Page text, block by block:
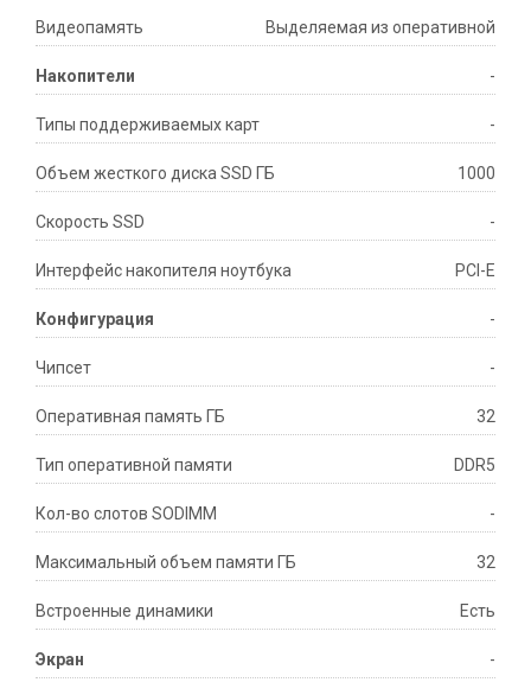
Видеопамять Выделяемая из оперативной
Накопители -
Типы поддерживаемых карт -
Объем жесткого диска SSD ГБ 1000
Скорость SSD -
Интерфейс накопителя ноутбука PCI-E
Конфигурация -
Чипсет -
Оперативная память ГБ 32
Тип оперативной памяти DDR5
Кол-во слотов SODIMM -
Максимальный объем памяти ГБ 32
Встроенные динамики Есть
Экран -